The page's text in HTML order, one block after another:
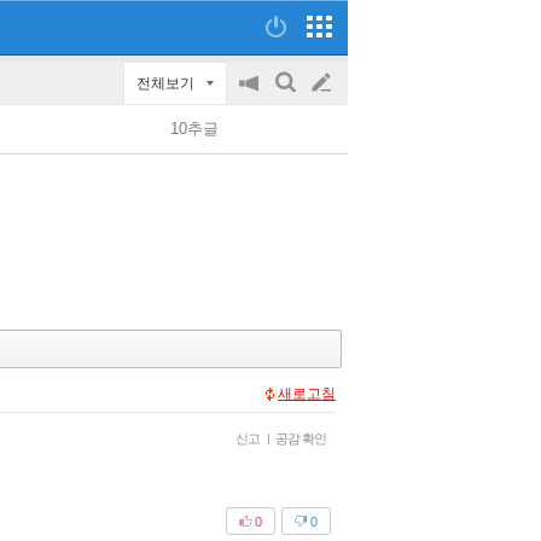
전체보기
공
on/off
검
글
쓰
10추글
새로고침
신고 | 공감 확인
0
0